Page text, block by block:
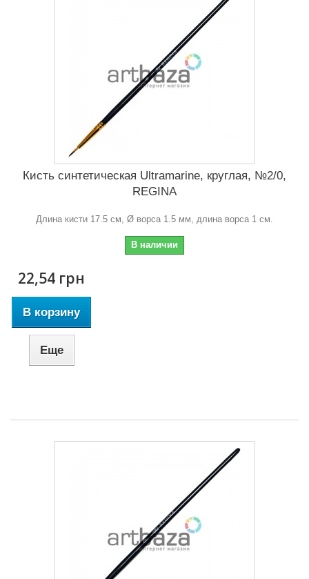
Кисть синтетическая Ultramarine, круглая, №2/0,
REGINA
Длина кисти 17.5 см, Ø ворса 1.5 мм, длина ворса 1 см.
В наличии
22,54 грн
В корзину
Еще